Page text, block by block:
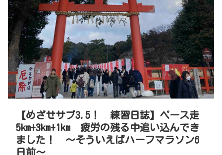
【めざせサブ3.5！ 練習日誌】ペース走
5km+3km+1km 疲労の残る中追い込んでき
ました！ 〜そういえばハーフマラソン6
日前〜